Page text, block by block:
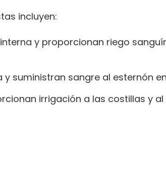
incluyen:
y proporcionan riego
suministran sangre al esternón
irrigación a las costillas y